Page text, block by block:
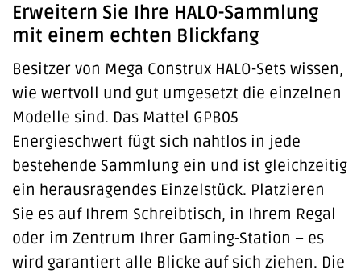
Erweitern Sie Ihre HALO-Sammlung
mit einem echten Blickfang
Besitzer von Mega Construx HALO-Sets wissen,
wie wertvoll und gut umgesetzt die einzelnen
Modelle sind. Das Mattel GPB05
Energieschwert fügt sich nahtlos in jede
bestehende Sammlung ein und ist gleichzeitig
ein herausragendes Einzelstück. Platzieren
Sie es auf Ihrem Schreibtisch, in Ihrem Regal
oder im Zentrum Ihrer Gaming-Station – es
wird garantiert alle Blicke auf sich ziehen. Die